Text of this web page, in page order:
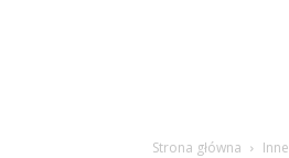
Strona główna Inne